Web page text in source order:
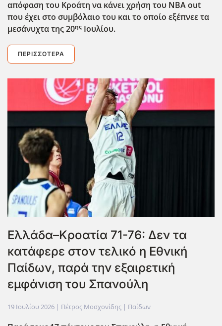
απόφαση του Κροάτη να κάνει χρήση του ΝΒΑ out
που έχει στο συμβόλαιο του και το οποίο εξέπνεε τα
μεσάνυχτα της 20ης Ιουλίου.
ΠΕΡΙΣΣΌΤΕΡΑ
Ελλάδα–Κροατία 71-76: Δεν τα
κατάφερε στον τελικό η Εθνική
Παίδων, παρά την εξαιρετική
εμφάνιση του Σπανούλη
19 Ιουλίου 2026 | Πέτρος Μοσχονίδης | Παίδων